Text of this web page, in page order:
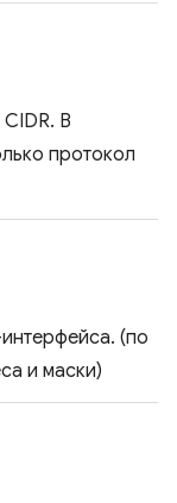
В
протокол
(по
и маски)